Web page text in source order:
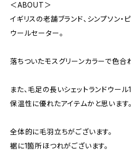
＜ABOUT＞
イギリスの老舗ブランド、シンプソン・
ウールセーター。
落ちついたモスグリーンカラーで色合
また、毛足の長いシェットランドウー
保温性に優れたアイテムかと思います。
全体的に毛羽立ちがございます。
裾に1箇所ほつれがございます。